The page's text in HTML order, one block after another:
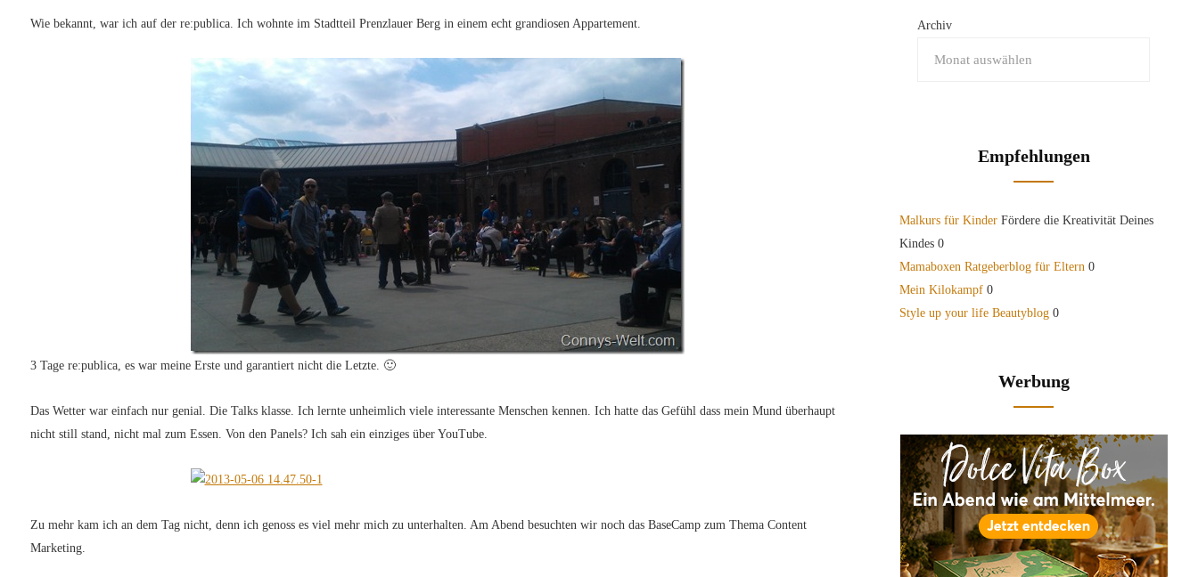
Wie bekannt, war ich auf der re:publica. Ich wohnte im Stadtteil Prenzlauer Berg in einem echt grandiosen Appartement.
3 Tage re:publica, es war meine Erste und garantiert nicht die Letzte. 🙂
Das Wetter war einfach nur genial. Die Talks klasse. Ich lernte unheimlich viele interessante Menschen kennen. Ich hatte das Gefühl dass mein Mund überhaupt
nicht still stand, nicht mal zum Essen. Von den Panels? Ich sah ein einziges über YouTube.
Zu mehr kam ich an dem Tag nicht, denn ich genoss es viel mehr mich zu unterhalten. Am Abend besuchten wir noch das BaseCamp zum Thema Content
Marketing.
Archiv
Empfehlungen
Malkurs für Kinder Fördere die Kreativität Deines
Kindes 0
Mamaboxen Ratgeberblog für Eltern 0
Mein Kilokampf 0
Style up your life Beautyblog 0
Werbung